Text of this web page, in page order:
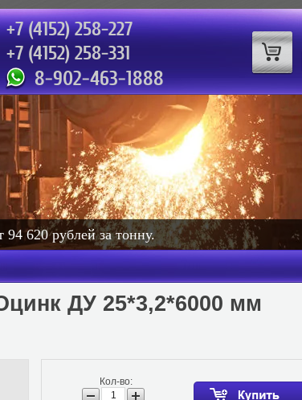
620 рублей за тонну.
+7 (4152) 258-227
+7 (4152) 258-331
сотовый: 471-888
8-902-463-1888
ДУ 25*3,2*6000 мм
Кол-во: